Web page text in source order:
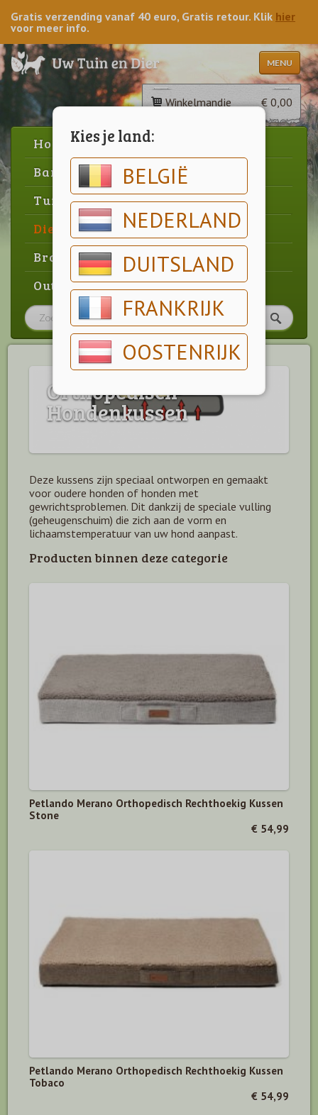
Kies je land:
BELGIË
NEDERLAND
DUITSLAND
FRANKRIJK
OOSTENRIJK
Gratis verzending vanaf 40 euro, Gratis retour. Klik hier
voor meer info.
MENU
Winkelmandje € 0,00
Home
Barbecue
Tuin
Dier
Brood & gebak
Outlet
Orthopedisch
Hondenkussen
Deze kussens zijn speciaal ontworpen en gemaakt
voor oudere honden of honden met
gewrichtsproblemen. Dit dankzij de speciale vulling
(geheugenschuim) die zich aan de vorm en
lichaamstemperatuur van uw hond aanpast.
Producten binnen deze categorie
Petlando Merano Orthopedisch Rechthoekig Kussen
Stone
€ 54,99
Petlando Merano Orthopedisch Rechthoekig Kussen
Tobaco
€ 54,99